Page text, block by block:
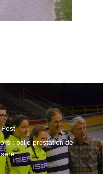
: belle prestation de